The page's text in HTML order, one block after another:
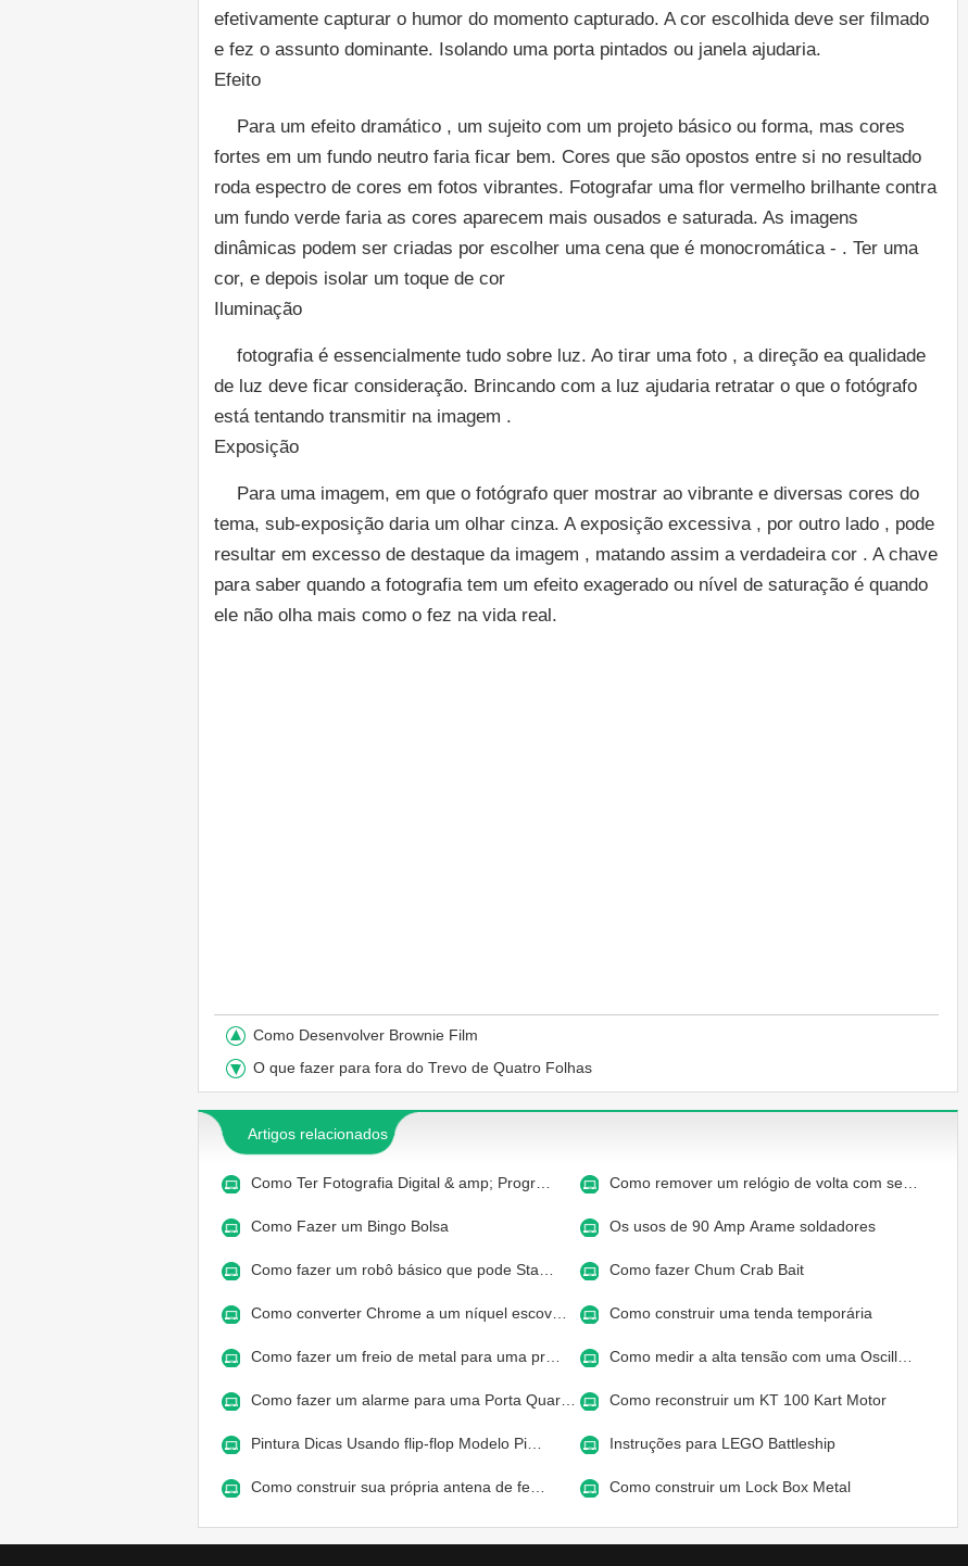
efetivamente capturar o humor do momento capturado. A cor escolhida deve ser filmado
e fez o assunto dominante. Isolando uma porta pintados ou janela ajudaria.
Efeito
Para um efeito dramático , um sujeito com um projeto básico ou forma, mas cores
fortes em um fundo neutro faria ficar bem. Cores que são opostos entre si no resultado
roda espectro de cores em fotos vibrantes. Fotografar uma flor vermelho brilhante contra
um fundo verde faria as cores aparecem mais ousados ​​e saturada. As imagens
dinâmicas podem ser criadas por escolher uma cena que é monocromática - . Ter uma
cor, e depois isolar um toque de cor
Iluminação
fotografia é essencialmente tudo sobre luz. Ao tirar uma foto , a direção ea qualidade
de luz deve ficar consideração. Brincando com a luz ajudaria retratar o que o fotógrafo
está tentando transmitir na imagem .
Exposição
Para uma imagem, em que o fotógrafo quer mostrar ao vibrante e diversas cores do
tema, sub-exposição daria um olhar cinza. A exposição excessiva , por outro lado , pode
resultar em excesso de destaque da imagem , matando assim a verdadeira cor . A chave
para saber quando a fotografia tem um efeito exagerado ou nível de saturação é quando
ele não olha mais como o fez na vida real.
Como Desenvolver Brownie Film
O que fazer para fora do Trevo de Quatro Folhas
Artigos relacionados
Como Ter Fotografia Digital & amp; Progr… Como remover um relógio de volta com se…
Como Fazer um Bingo Bolsa Os usos de 90 Amp Arame soldadores
Como fazer um robô básico que pode Sta… Como fazer Chum Crab Bait
Como converter Chrome a um níquel escov… Como construir uma tenda temporária
Como fazer um freio de metal para uma pr… Como medir a alta tensão com uma Oscill…
Como fazer um alarme para uma Porta Quar… Como reconstruir um KT 100 Kart Motor
Pintura Dicas Usando flip-flop Modelo Pi… Instruções para LEGO Battleship
Como construir sua própria antena de fe… Como construir um Lock Box Metal